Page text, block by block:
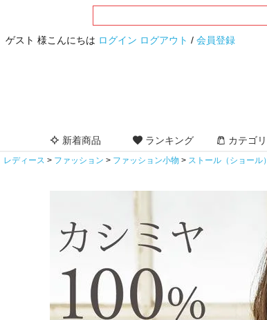
ゲスト 様こんにちは ログイン ログアウト / 会員登録
新着商品 ランキング カテゴリ
レディース ファッション ファッション小物 ストール（ショール）